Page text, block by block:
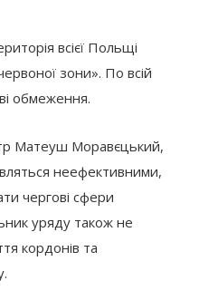
всієї Польщі
зони». По всій
обмеження.
Матеуш Моравєцький,
неефективними,
чергові сфери
уряду також не
кордонів та